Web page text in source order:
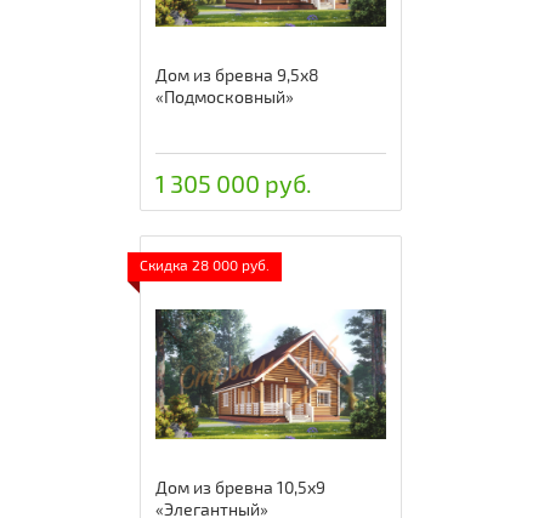
Дом из бревна 9,5х8
«Подмосковный»
1 305 000 руб.
Скидка 28 000 руб.
Дом из бревна 10,5х9
«Элегантный»